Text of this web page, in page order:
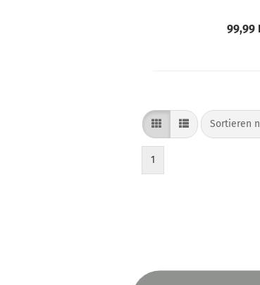
99,99
Sortieren
Sortieren
1